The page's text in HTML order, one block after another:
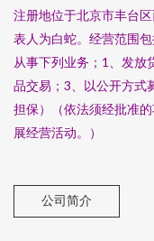
注册地位于北京市丰台
表人为白蛇。经营范围
从事下列业务；1、发放
品交易；3、以公开方式
担保）（依法须经批准
展经营活动。）
公司简介